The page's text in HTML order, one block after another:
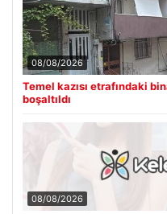
08/08/2026
Temel kazısı etrafındaki
boşaltıldı
08/08/2026